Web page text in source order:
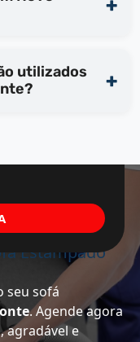
utilizados
Estampado
seu sofá
. Agende agora
agradável e